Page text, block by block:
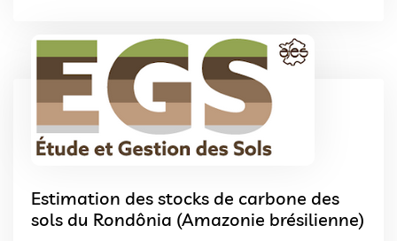
Estimation des stocks de carbone des
sols du Rondônia (Amazonie brésilienne)